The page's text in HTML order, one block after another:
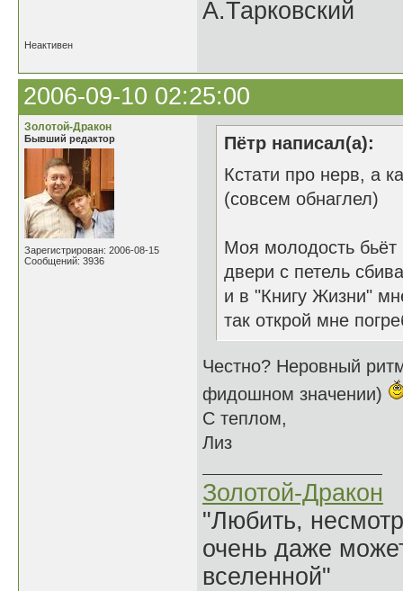
А.Тарковский
Неактивен
2006-09-10 02:25:00
Золотой-Дракон
Бывший редактор
Зарегистрирован: 2006-08-15
Сообщений: 3936
Пётр написал(а):
Кстати про нерв, а
(совсем обнаглел)
Моя молодость
двери с петель
и в "Книгу Жизни"
так открой мне
Честно? Неровный
фидошном значении)
С теплом,
Лиз
Золотой-Дракон
"Любить,
очень даже
вселенной"